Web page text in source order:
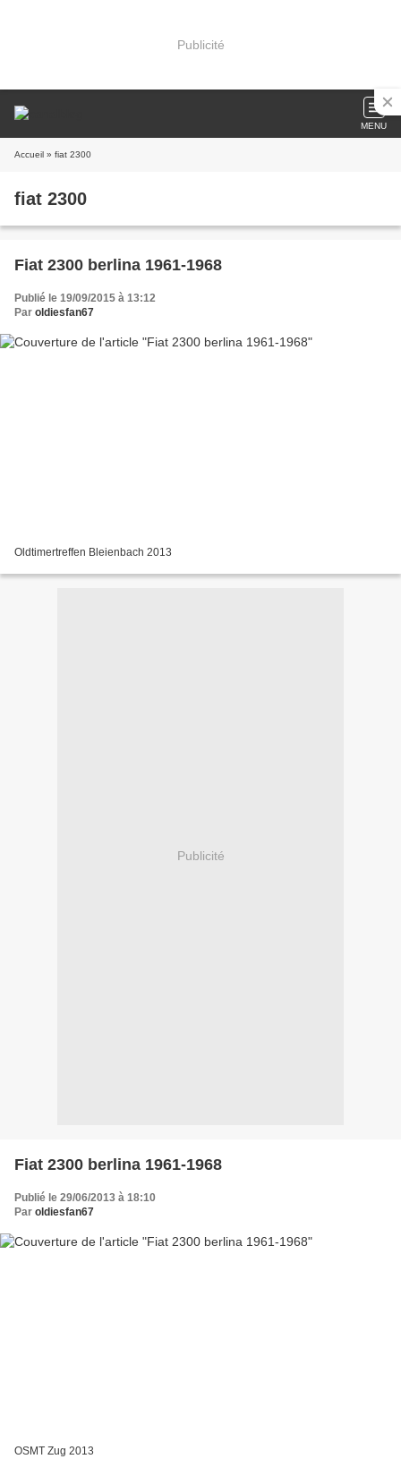
Publicité
MENU
Accueil » fiat 2300
fiat 2300
Fiat 2300 berlina 1961-1968
Publié le 19/09/2015 à 13:12
Par oldiesfan67
Oldtimertreffen Bleienbach 2013
Publicité
Fiat 2300 berlina 1961-1968
Publié le 29/06/2013 à 18:10
Par oldiesfan67
OSMT Zug 2013